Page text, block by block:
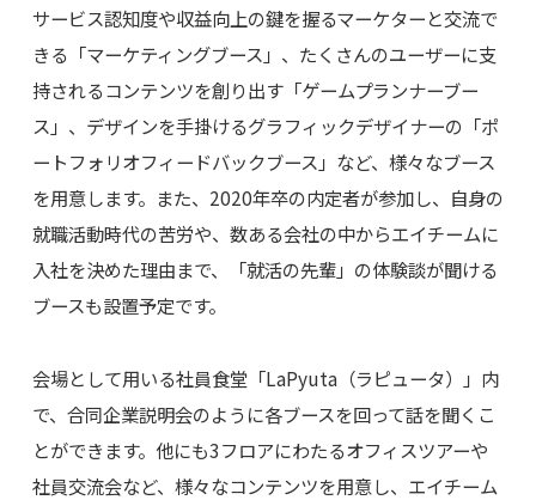
サービス認知度や収益向上の鍵を握るマーケターと交流で
きる「マーケティングブース」、たくさんのユーザーに支
持されるコンテンツを創り出す「ゲームプランナーブー
ス」、デザインを手掛けるグラフィックデザイナーの「ポ
ートフォリオフィードバックブース」など、様々なブース
を用意します。また、2020年卒の内定者が参加し、自身の
就職活動時代の苦労や、数ある会社の中からエイチームに
入社を決めた理由まで、「就活の先輩」の体験談が聞ける
ブースも設置予定です。
会場として用いる社員食堂「LaPyuta（ラピュータ）」内
で、合同企業説明会のように各ブースを回って話を聞くこ
とができます。他にも3フロアにわたるオフィスツアーや
社員交流会など、様々なコンテンツを用意し、エイチーム